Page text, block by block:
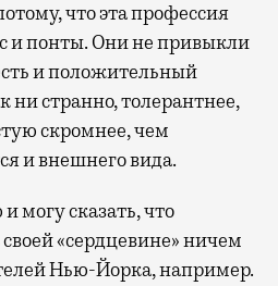
что эта профессия
и понты. Они не привыкли
и положительный
ни странно, толерантнее,
скромнее, чем
и внешнего вида.
могу сказать, что
«сердцевине» ничем
Нью-Йорка, например.